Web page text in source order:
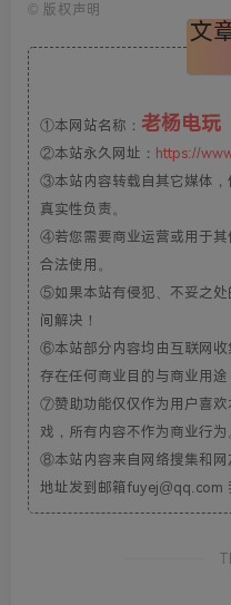
© 版权声明
文
①本网站名称： 老杨电玩
②本站永久网址： https://
③本站内容转载自其它媒体，
真实性负责。
④若您需要商业运营或用于其
合法使用。
⑤如果本站有侵犯、不妥之处
间解决！
⑥本站部分内容均由互联网收
存在任何商业目的与商业用途
⑦赞助功能仅仅作为用户喜欢
戏，所有内容不作为商业行为
⑧本站内容来自网络搜集和网
地址发到邮箱fuyej@qq.com